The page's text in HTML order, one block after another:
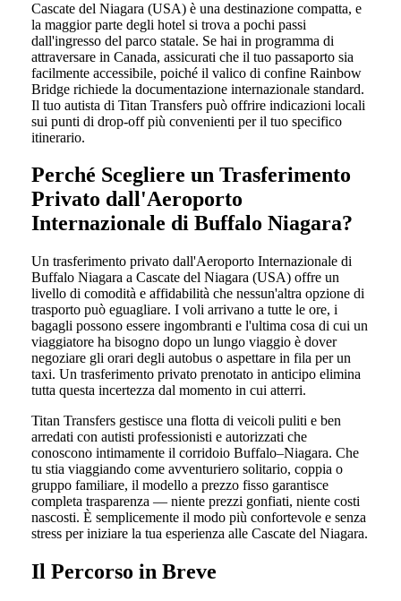
Cascate del Niagara (USA) è una destinazione compatta, e
la maggior parte degli hotel si trova a pochi passi
dall'ingresso del parco statale. Se hai in programma di
attraversare in Canada, assicurati che il tuo passaporto sia
facilmente accessibile, poiché il valico di confine Rainbow
Bridge richiede la documentazione internazionale standard.
Il tuo autista di Titan Transfers può offrire indicazioni locali
sui punti di drop-off più convenienti per il tuo specifico
itinerario.
Perché Scegliere un Trasferimento
Privato dall'Aeroporto
Internazionale di Buffalo Niagara?
Un trasferimento privato dall'Aeroporto Internazionale di
Buffalo Niagara a Cascate del Niagara (USA) offre un
livello di comodità e affidabilità che nessun'altra opzione di
trasporto può eguagliare. I voli arrivano a tutte le ore, i
bagagli possono essere ingombranti e l'ultima cosa di cui un
viaggiatore ha bisogno dopo un lungo viaggio è dover
negoziare gli orari degli autobus o aspettare in fila per un
taxi. Un trasferimento privato prenotato in anticipo elimina
tutta questa incertezza dal momento in cui atterri.
Titan Transfers gestisce una flotta di veicoli puliti e ben
arredati con autisti professionisti e autorizzati che
conoscono intimamente il corridoio Buffalo–Niagara. Che
tu stia viaggiando come avventuriero solitario, coppia o
gruppo familiare, il modello a prezzo fisso garantisce
completa trasparenza — niente prezzi gonfiati, niente costi
nascosti. È semplicemente il modo più confortevole e senza
stress per iniziare la tua esperienza alle Cascate del Niagara.
Il Percorso in Breve